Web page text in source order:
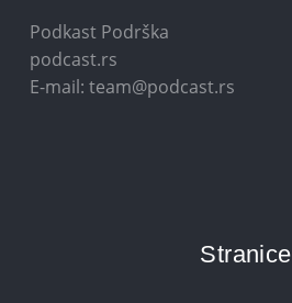
Podkast Podrška
podcast.rs
E-mail: team@podcast.rs
Stranice